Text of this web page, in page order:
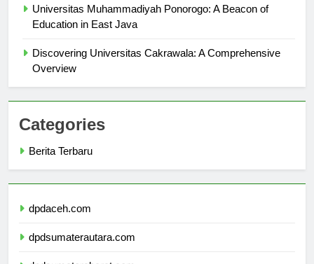
Universitas Muhammadiyah Ponorogo: A Beacon of
Discovering Universitas Cakrawala: A Comprehensive
Categories